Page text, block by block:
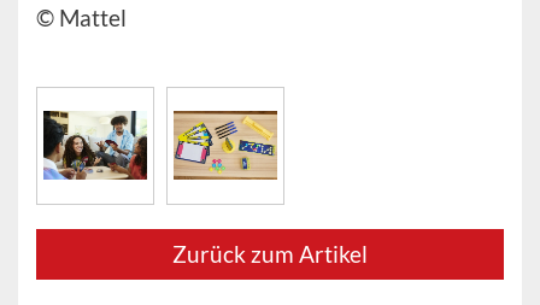
© Mattel
Zurück zum Artikel